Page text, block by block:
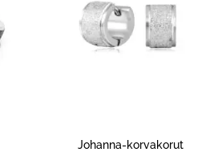
Johanna-korvakorut